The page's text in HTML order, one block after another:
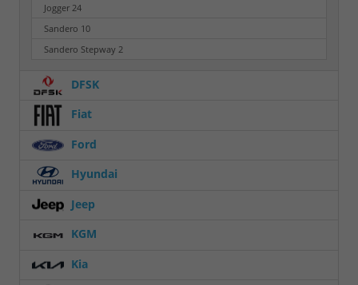
Jogger 24
Sandero 10
Sandero Stepway 2
DFSK
Fiat
Ford
Hyundai
Jeep
KGM
Kia